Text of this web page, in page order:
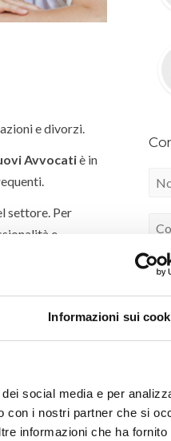
Informazioni sui
social media e per
con i nostri partner che si
informazioni che ha fornito
e divorzi.
Avvocatiè in
settore. Per
e